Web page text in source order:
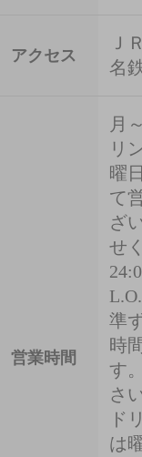
アクセス
Ｊ
名
営業時間
月
リ
曜
て
ざ
せ
準
時
す
さ
ド
は